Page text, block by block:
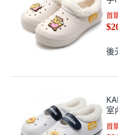
首
後
室
首